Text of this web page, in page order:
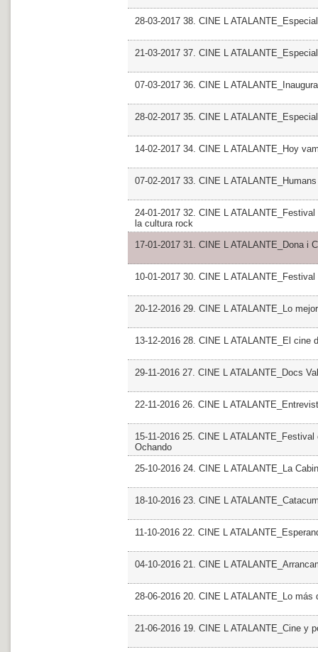
28-03-2017 38. CINE L
21-03-2017 37. CINE L
07-03-2017 36. CINE L
28-02-2017 35. CINE L
14-02-2017 34. CINE L ATALANTE_Hoy
07-02-2017 33. CINE L
24-01-2017 32. CINE L
la cultura rock
17-01-2017 31. CINE L ATALANTE_Dona i
10-01-2017 30. CINE L
20-12-2016 29. CINE L ATALANTE_Lo
13-12-2016 28. CINE L ATALANTE_El cine
29-11-2016 27. CINE L ATALANTE_Docs
22-11-2016 26. CINE L
15-11-2016 25. CINE L
Ochando
25-10-2016 24. CINE L ATALANTE_La
18-10-2016 23. CINE L
11-10-2016 22. CINE L
04-10-2016 21. CINE L
28-06-2016 20. CINE L ATALANTE_Lo más
21-06-2016 19. CINE L ATALANTE_Cine y